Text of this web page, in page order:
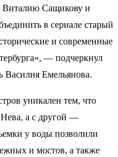
Виталию Сащикову и
в сериале старый
и современные
— подчеркнул
Емельянова.
уникален тем, что
Нева, а с другой —
у воды позволили
и мостов, а также